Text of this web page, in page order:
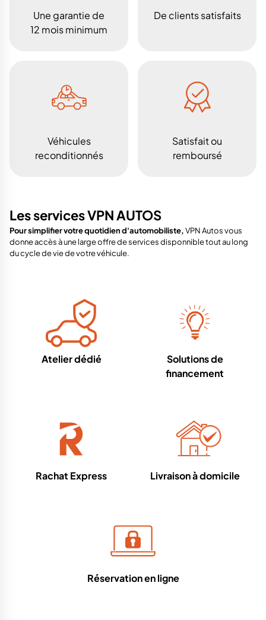
Une garantie de
12 mois minimum
De clients satisfaits
Véhicules
reconditionnés
Satisfait ou
remboursé
Les services VPN AUTOS
Pour simplifier votre quotidien d'automobiliste,VPN Autos vous
donne accès à une large offre de services disponnible tout au long
du cycle de vie de votre véhicule.
Atelier dédié
Solutions de
financement
Rachat Express Livraison à domicile
Réservation en ligne